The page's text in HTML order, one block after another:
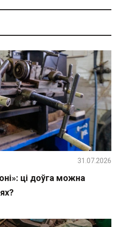
ці доўга можна
31.07.2026